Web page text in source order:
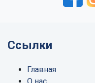
Ссылки
Главная